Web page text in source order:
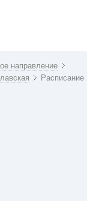
направление
Расписание